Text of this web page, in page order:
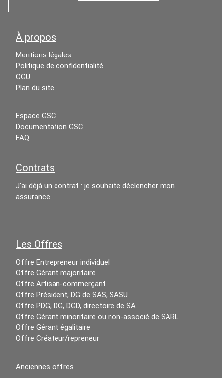
À propos
Mentions légales
Politique de confidentialité
CGU
Plan du site
Espace GSC
Documentation GSC
FAQ
Contrats
J’ai déjà un contrat : je souhaite déclencher mon
assurance
Les Offres
Offre Entrepreneur individuel
Offre Gérant majoritaire
Offre Artisan-commerçant
Offre Président, DG de SAS, SASU
Offre PDG, DG, DGD, directoire de SA
Offre Gérant minoritaire ou non-associé de SARL
Offre Gérant égalitaire
Offre Créateur/repreneur
Anciennes offres